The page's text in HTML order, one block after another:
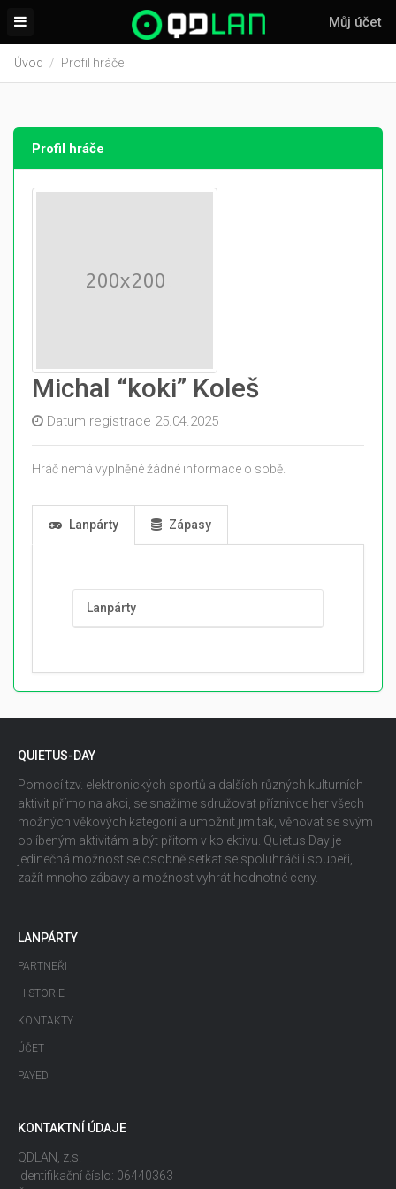
Můj účet
Úvod Profil hráče
Profil hráče
Michal “koki” Koleš
Datum registrace 25.04.2025
Hráč nemá vyplněné žádné informace o sobě.
Lanpárty Zápasy
Lanpárty
QUIETUS-DAY
Pomocí tzv. elektronických sportů a dalších různých kulturních
aktivit přímo na akci, se snažíme sdružovat příznivce her všech
možných věkových kategorií a umožnit jim tak, věnovat se svým
oblíbeným aktivitám a být přitom v kolektivu. Quietus Day je
jedinečná možnost se osobně setkat se spoluhráči i soupeři,
zažít mnoho zábavy a možnost vyhrát hodnotné ceny.
LANPÁRTY
PARTNEŘI
HISTORIE
KONTAKTY
ÚČET
PAYED
KONTAKTNÍ ÚDAJE
QDLAN, z.s.
Identifikační číslo: 06440363